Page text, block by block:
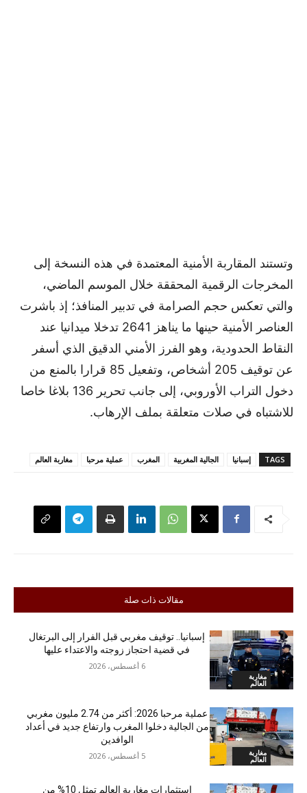
وتستند المقاربة الأمنية المعتمدة في هذه النسخة إلى
المخرجات الرقمية المحققة خلال الموسم الماضي،
والتي تعكس حجم الصرامة في تدبير المنافذ؛ إذ باشرت
العناصر الأمنية حينها ما يناهز 2641 تدخلا ميدانيا عند
النقاط الحدودية، وهو الفرز الأمني الدقيق الذي أسفر
عن توقيف 205 أشخاص، وتفعيل 85 قرارا بالمنع من
دخول التراب الأوروبي، إلى جانب تحرير 136 بلاغا خاصا
للاشتباه في صلات متعلقة بملف الإرهاب.
TAGS إسبانيا الجالية المغربية المغرب عملية مرحبا مغاربة العالم
مقالات ذات صلة
مغاربة
العالم
إسبانيا.. توقيف مغربي قبل الفرار إلى البرتغال
في قضية احتجاز زوجته والاعتداء عليها
6 أغسطس، 2026
مغاربة
العالم
عملية مرحبا 2026: أكثر من 2.74 مليون مغربي
من الجالية دخلوا المغرب وارتفاع جديد في أعداد
الوافدين
5 أغسطس، 2026
استثمارات مغاربة العالم تمثل 10% من